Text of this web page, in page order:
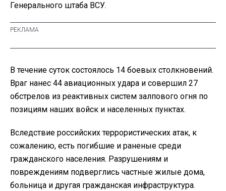
Генерального штаба ВСУ.
В течение суток состоялось 14 боевых столкновений.
Враг нанес 44 авиационных удара и совершил 27
обстрелов из реактивных систем залпового огня по
позициям наших войск и населенных пунктах.
Вследствие российских террористических атак, к
сожалению, есть погибшие и раненые среди
гражданского населения. Разрушениям и
повреждениям подверглись частные жилые дома,
больница и другая гражданская инфраструктура.